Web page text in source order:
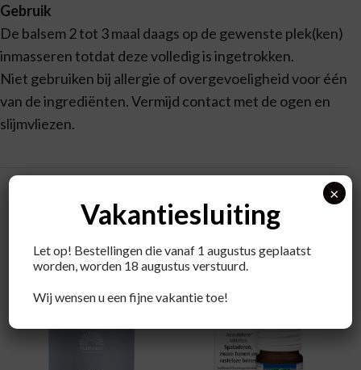
Gebruik
De balsem 2 tot 3 maal daags op de gewenste plek(ken)
inmasseren totdat deze volledig is ingetrokken.
Niet gebruiken bij allergie of overgevoeligheid voor één
van de ingrediënten. Vermijd contact met de ogen en
slijmvliezen.
Recent bekeken producten
Vakantiesluiting
Let op! Bestellingen die vanaf 1 augustus geplaatst
worden, worden 18 augustus verstuurd.
Wij wensen u een fijne vakantie toe!
×